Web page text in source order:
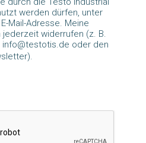
werden dürfen, unter
Mail-Adresse. Meine
jederzeit widerrufen (z. B.
info@testotis.de oder den